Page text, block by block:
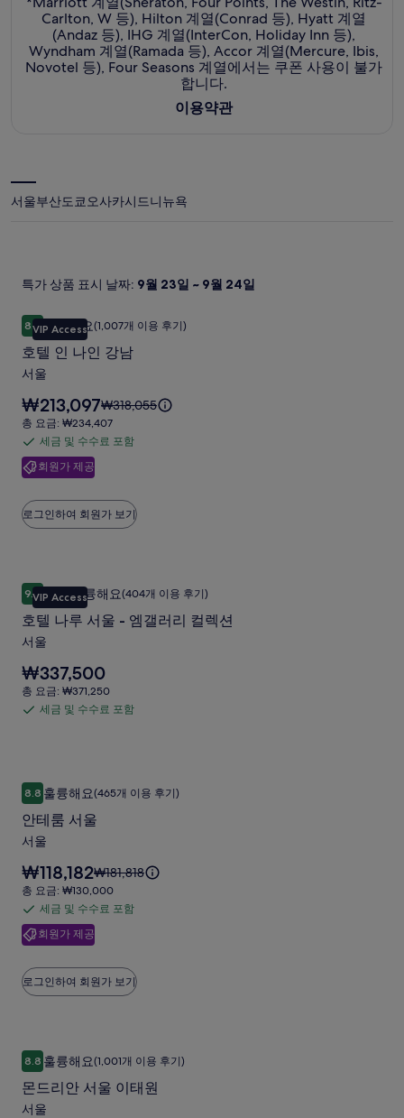
림
Carlton, W 등), Hilton 계열(Conrad 등), Hyatt 계열
(Andaz 등), IHG 계열(InterCon, Holiday Inn 등),
Wyndham 계열(Ramada 등), Accor 계열(Mercure, Ibis,
Novotel 등), Four Seasons 계열에서는 쿠폰 사용이 불가
합니다.
이용약관
서울부산도쿄 오사카시드니뉴욕
특가 상품 표시 날짜: 9월 23일 ~ 9월 24일
호
텔
인
나
인
강
남
사
진
갤
VIP Access
8.610점 만점 중 8.6점, 훌륭해요, (1,007개 이용 후기)
훌륭해요(1,007개 이용 후기)
호텔 인 나인 강남
서울
회원가 제공
요
금
은
₩213,097
입
니
다.
₩213,097요
금
은
표
준
요
한
자
세
정
보
를
확
요.
₩318,055
총
요
금:
₩234,407
총 요금: ₩234,407
세
금
수
수
함
세금 및 수수료 포함
호텔 인 나인 강남
로그인하여 회원가 보기
호
텔
나
루
서
울
러
리
컬
렉
션
사
진
러
리
VIP Access
9.210점 만점 중 9.2점, 매우 훌륭해요, (404개 이용 후기)
매우 훌륭해요(404개 이용 후기)
호텔 나루 서울 - 엠갤러리 컬렉션
서울
요
금
은
₩337,500
₩337,500
총
요
총 요금: ₩371,250
세
수
료
포
세금 및 수수료 포함
호텔 나루 서울 - 엠갤러리 컬렉션
안
테
룸
서
울
사
진
갤
러
리
8.810점 만점 중 8.8점, 훌륭해요, (465개 이용 후기)
훌륭해요(465개 이용 후기)
안테룸 서울
서울
회원가 제공
요
금
은
₩118,182
입
니
다.
₩118,182요
금
은
₩181,818
이
표
준
요
한
자
세
₩181,818
총
요
금:
₩130,000
총 요금: ₩130,000
세
금
수
수
함
세금 및 수수료 포함
안테룸 서울
로그인하여 회원가 보기
몬
드
리
8.810점 만점 중 8.8점, 훌륭해요, (1,001개 이용 후기)
훌륭해요(1,001개 이용 후기)
몬드리안 서울 이태원
서울
몬드리안 서울 이태원